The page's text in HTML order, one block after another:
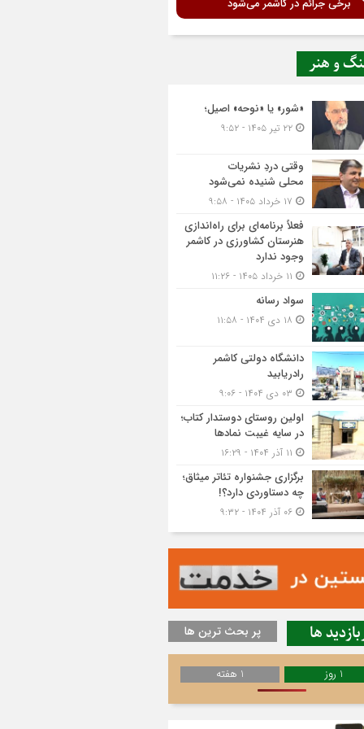
و هنر
«شور» یا «نوحه» اصیل؛
وقتی دردِ نشریات
محلی شنیده نمی‌شود
فعلاً برنامه‌ای برای راه‌اندازی
هنرستان کشاورزی در کاشمر
وجود ندارد
سواد رسانه
دانشگاه دولتی کاشمر‌
رادریابید
اولین روستای دوستدار کتاب؛
در سایه غیبت نمادها
برگزاری جشنواره تئاتر میثاق؛
چه دستاوردی دارد؟!
ها پر بحث ترین ها
1 روز 1 هفته